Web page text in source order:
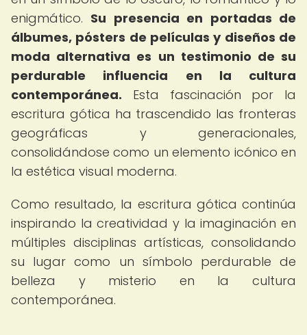
enigmático. Su presencia en portadas de
álbumes, pósters de películas y diseños de
moda alternativa es un testimonio de su
perdurable influencia en la cultura
contemporánea. Esta fascinación por la
escritura gótica ha trascendido las fronteras
geográficas y generacionales,
consolidándose como un elemento icónico en
la estética visual moderna.
Como resultado, la escritura gótica continúa
inspirando la creatividad y la imaginación en
múltiples disciplinas artísticas, consolidando
su lugar como un símbolo perdurable de
belleza y misterio en la cultura
contemporánea.